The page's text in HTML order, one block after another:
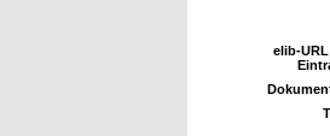
elib-